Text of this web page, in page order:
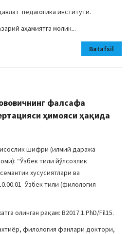
педагогика институти.
аҳамиятга молик...
Batafsil
фалсафа
ҳимояси ҳақида
шифри (илмий даража
“Ўзбек тили йўлсозлик
хусусиятлари ва
тили (филология
олинган рақам: В2017.1.PhD/Fil15.
филология фанлари доктори,